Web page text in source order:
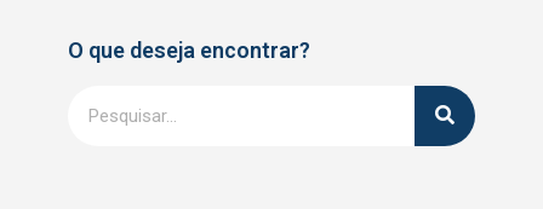
O que deseja encontrar?